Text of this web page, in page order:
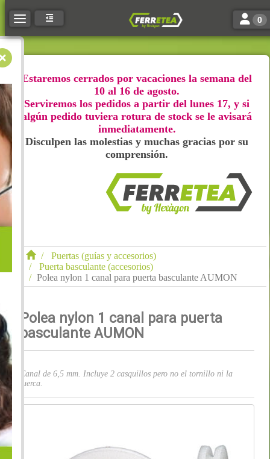
Toggle navigation Toggle
0
Estaremos cerrados por vacaciones la semana del
10 al 16 de agosto.
Serviremos los pedidos a partir del lunes 17, y si
algún pedido tuviera rotura de stock se le avisará
inmediatamente.
Disculpen las molestias y muchas gracias por su
comprensión.
Puertas (guías y accesorios)
Puerta basculante (accesorios)
Polea nylon 1 canal para puerta basculante AUMON
Polea nylon 1 canal para puerta
basculante AUMON
Canal de 6,5 mm. Incluye 2 casquillos pero no el tornillo ni la
tuerca.